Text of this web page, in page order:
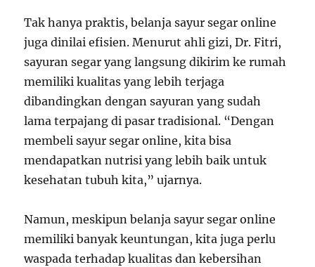
Tak hanya praktis, belanja sayur segar online
juga dinilai efisien. Menurut ahli gizi, Dr. Fitri,
sayuran segar yang langsung dikirim ke rumah
memiliki kualitas yang lebih terjaga
dibandingkan dengan sayuran yang sudah
lama terpajang di pasar tradisional. “Dengan
membeli sayur segar online, kita bisa
mendapatkan nutrisi yang lebih baik untuk
kesehatan tubuh kita,” ujarnya.
Namun, meskipun belanja sayur segar online
memiliki banyak keuntungan, kita juga perlu
waspada terhadap kualitas dan kebersihan